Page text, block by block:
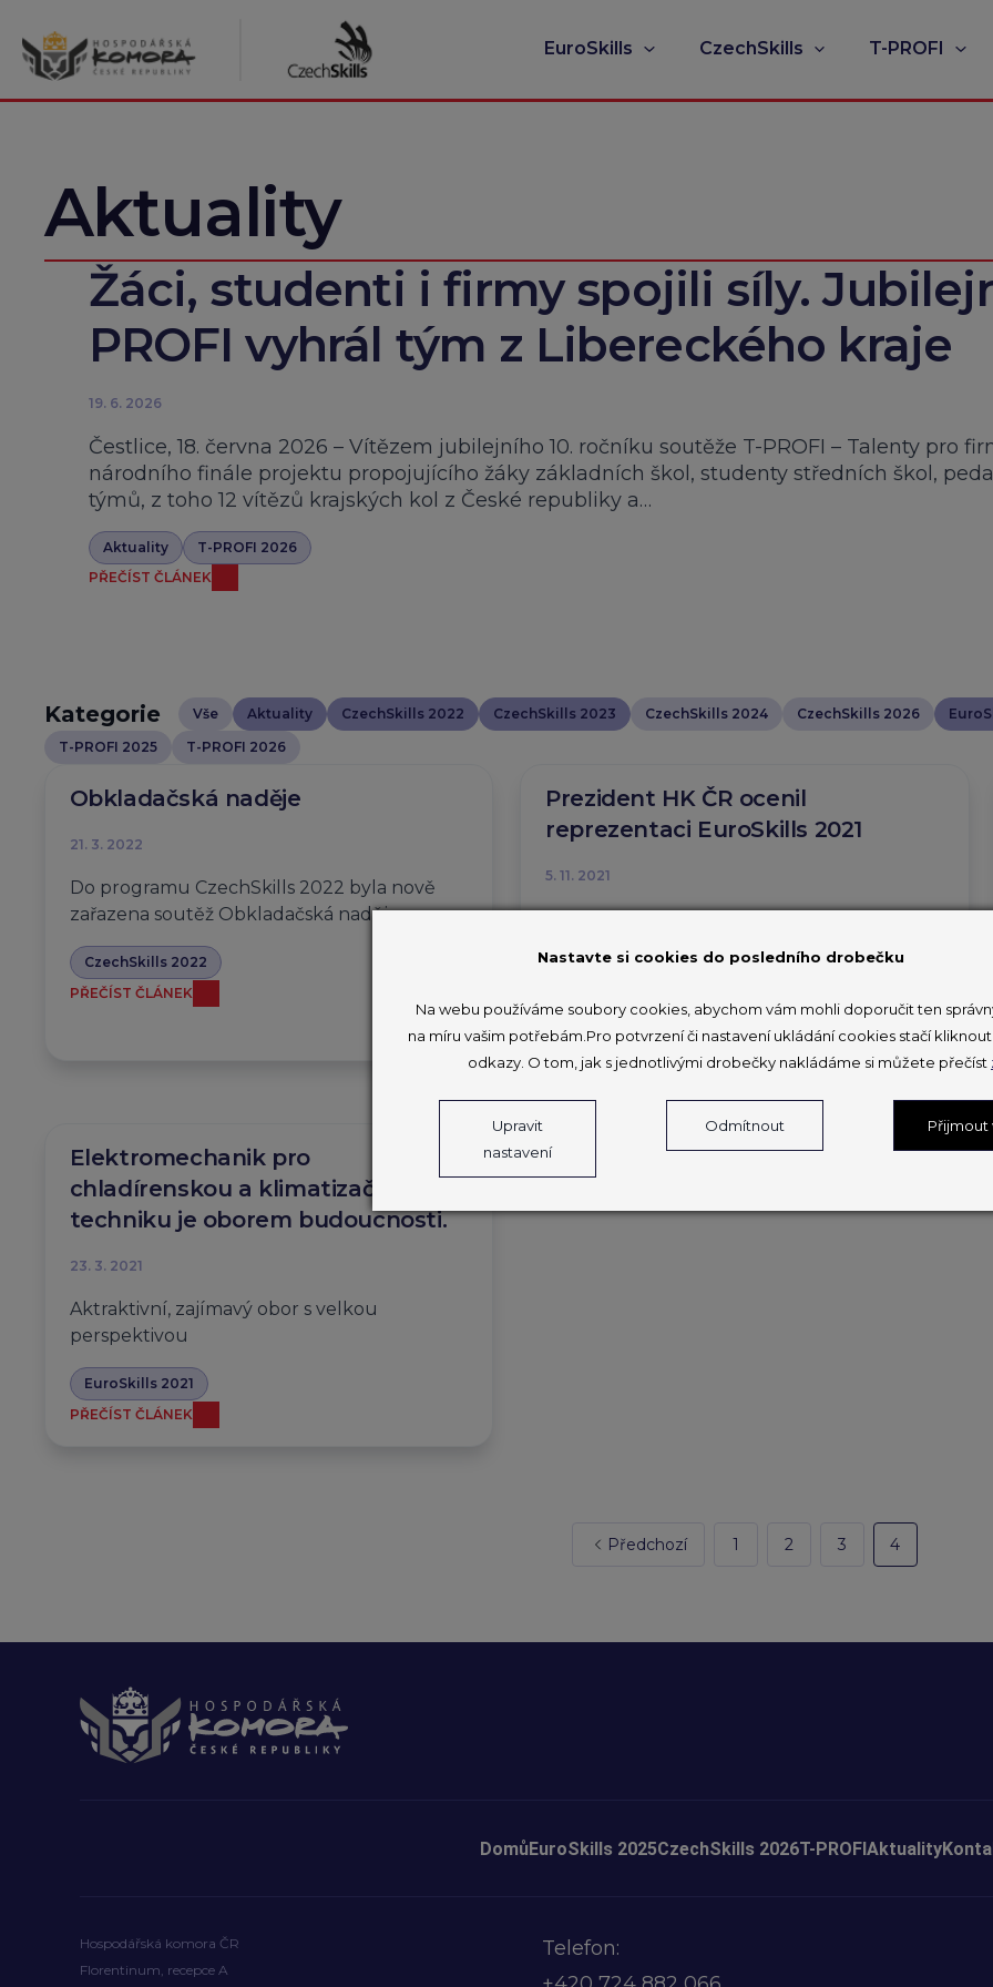
obsah
EuroSkills CzechSkills T-PROFI
Aktuality
Žáci, studenti i firmy spojili síly.
PROFI vyhrál tým z Libereckého kraje
19. 6. 2026
Čestlice, 18. června 2026 – Vítězem jubilejního 10. ročníku soutěže T-PROFI – Talenty pro
národního finále projektu propojujícího žáky základních škol, studenty středních škol,
týmů, z toho 12 vítězů krajských kol z České republiky a…
Aktuality
T-PROFI 2026
PŘEČÍST ČLÁNEK
Kategorie Vše Aktuality CzechSkills 2022 CzechSkills 2023 CzechSkills 2024 CzechSkills 2026
T-PROFI 2025
T-PROFI 2026
Obkladačská naděje
21. 3. 2022
Do programu CzechSkills 2022 byla nově
zařazena soutěž Obkladačská naděje.
CzechSkills 2022
PŘEČÍST ČLÁNEK
Prezident HK ČR ocenil
reprezentaci EuroSkills 2021
5. 11. 2021
Elektromechanik pro
chladírenskou a klimatizační
techniku je oborem budoucnosti.
23. 3. 2021
Aktraktivní, zajímavý obor s velkou
perspektivou
EuroSkills 2021
PŘEČÍST ČLÁNEK
Předchozí 1 2 3 4
DomůEuroSkills 2025CzechSkills 2026T-PROFIAktuality
Hospodářská komora ČR
Florentinum, recepce A
Telefon:
Nastavte si cookies do posledního drobečku
Na webu používáme soubory cookies, abychom vám mohli doporučit ten
na míru vašim potřebám.Pro potvrzení či nastavení ukládání cookies stačí
odkazy. O tom, jak s jednotlivými drobečky nakládáme si můžete přečíst
Upravit
nastavení
Odmítnout Přijmout